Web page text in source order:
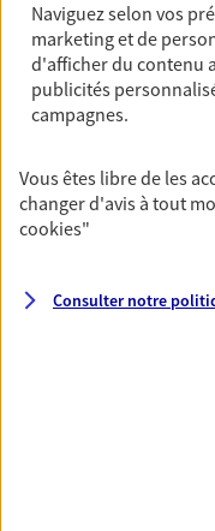
Retraite
Préparez
votre vie avec les
notre solution
spécialement
Découvrir l'offre
Pour un avenir
contrat
Naviguez selon vos
marketing et de
d'afficher du contenu
publicités
campagnes.
Vous êtes libre de les
changer d'avis à tout
cookies"
Consulter notre